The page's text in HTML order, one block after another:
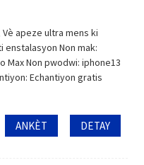
apeze ultra mens ki
Non mak:
Max Non pwodwi: iphone13
Echantiyon gratis
ANKÈT DETAY